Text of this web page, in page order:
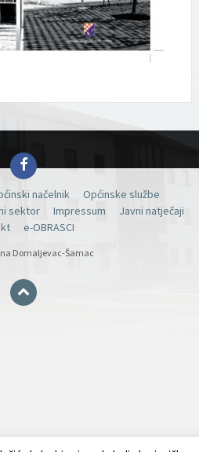
Facebook
načelnik
Općinske službe
sektor Impressum
Javni natječaji
e-OBRASCI
Domaljevac-Šamac